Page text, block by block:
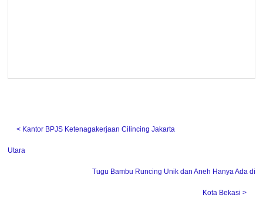
˂ Kantor BPJS Ketenagakerjaan Cilincing Jakarta
Utara
Tugu Bambu Runcing Unik dan Aneh Hanya Ada di
Kota Bekasi ˃